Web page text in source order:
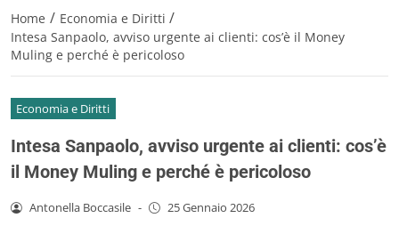
Home / Economia e Diritti /
Intesa Sanpaolo, avviso urgente ai clienti: cos’è il Money
Muling e perché è pericoloso
Economia e Diritti
Intesa Sanpaolo, avviso urgente ai clienti: cos’è
il Money Muling e perché è pericoloso
Antonella Boccasile - 25 Gennaio 2026